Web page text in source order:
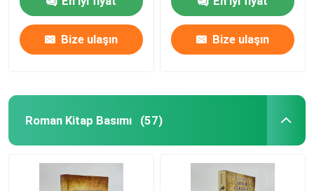
Bize ulaşın Bize ulaşın
Roman Kitap Basımı (57)